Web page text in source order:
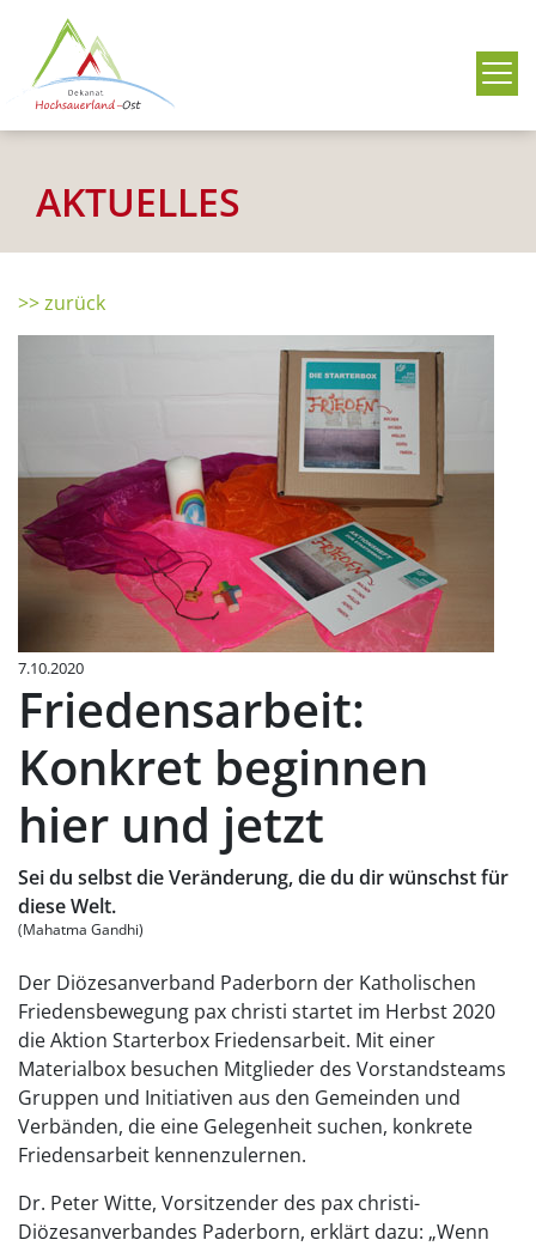
AKTUELLES
>> zurück
7.10.2020
Friedensarbeit:
Konkret beginnen
hier und jetzt
Sei du selbst die Veränderung, die du dir wünschst für
diese Welt.
(Mahatma Gandhi)
Der Diözesanverband Paderborn der Katholischen
Friedensbewegung pax christi startet im Herbst 2020
die Aktion Starterbox Friedensarbeit. Mit einer
Materialbox besuchen Mitglieder des Vorstandsteams
Gruppen und Initiativen aus den Gemeinden und
Verbänden, die eine Gelegenheit suchen, konkrete
Friedensarbeit kennenzulernen.
Dr. Peter Witte, Vorsitzender des pax christi-
Diözesanverbandes Paderborn, erklärt dazu: „Wenn